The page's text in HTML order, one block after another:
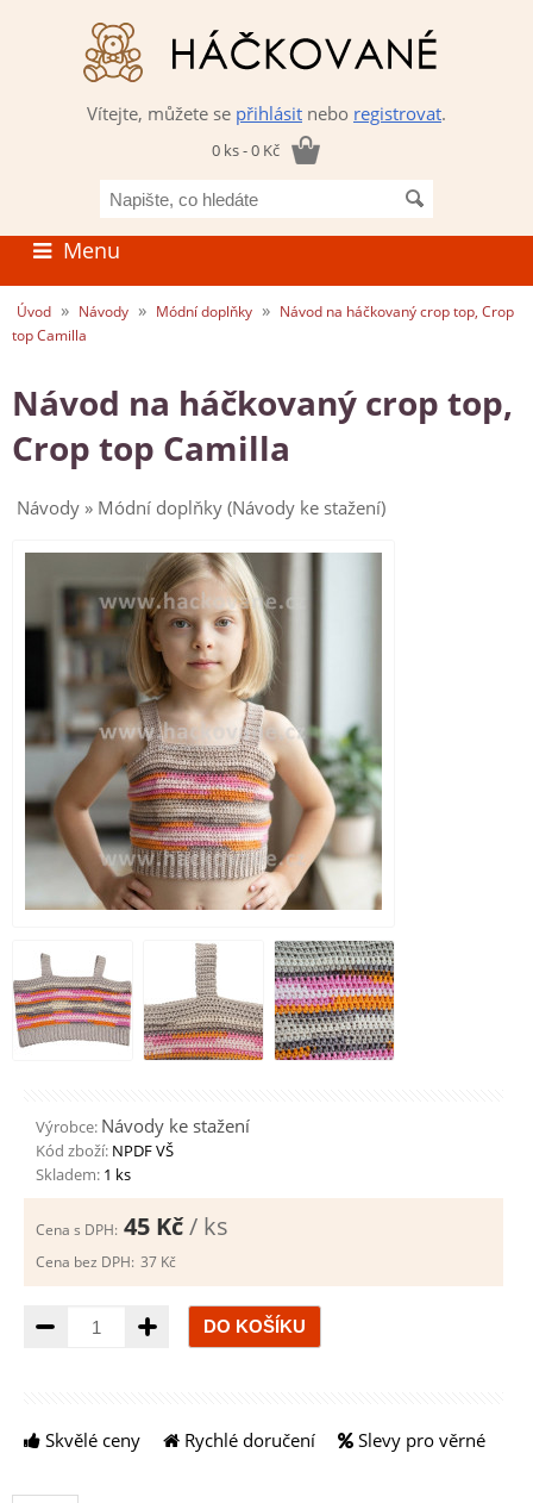
Vítejte, můžete se přihlásit nebo registrovat.
0 ks - 0 Kč
co
hledáte
Menu
Úvod » Návody » Módní doplňky » Návod na háčkovaný crop top, Crop
top Camilla
Návod na háčkovaný crop top,
Crop top Camilla
Návody » Módní doplňky (Návody ke stažení)
Výrobce: Návody ke stažení
Kód zboží: NPDF VŠ
Skladem: 1 ks
Cena s DPH: 45 Kč/ ks
Cena bez DPH: 37 Kč
Množství
Skvělé ceny Rychlé doručení Slevy pro věrné